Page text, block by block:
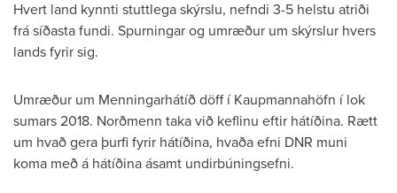
Hvert land kynnti stuttlega skýrslu, nefndi 3-5 helstu atriði
frá síðasta fundi. Spurningar og umræður um skýrslur hvers
lands fyrir sig.
Umræður um Menningarhátíð döff í Kaupmannahöfn í lok
sumars 2018. Norðmenn taka við keflinu eftir hátíðina. Rætt
um hvað gera þurfi fyrir hátíðina, hvaða efni DNR muni
koma með á hátíðina ásamt undirbúningsefni.